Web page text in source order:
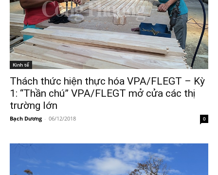
Kinh tế
Thách thức hiện thực hóa VPA/FLEGT – Kỳ
1: “Thần chú” VPA/FLEGT mở cửa các thị
trường lớn
Bạch Dương - 06/12/2018 0